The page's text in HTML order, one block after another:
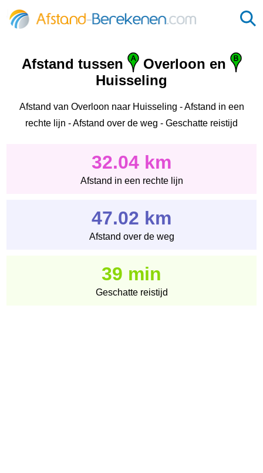
Afstand tussen
Overloon en
Huisseling
Afstand van Overloon naar Huisseling - Afstand in een
rechte lijn - Afstand over de weg - Geschatte reistijd
32.04 km
Afstand in een rechte lijn
47.02 km
Afstand over de weg
39 min
Geschatte reistijd